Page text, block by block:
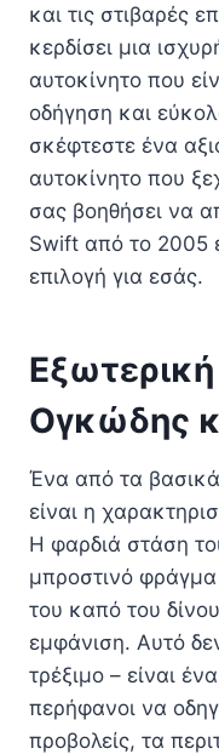
και τις στιβαρές
κερδίσει μια
αυτοκίνητο που
οδήγηση και
σκέφτεστε ένα
αυτοκίνητο που
σας βοηθήσει να
Swift από το 2005
επιλογή για εσάς.
Ογκώδης
Ένα από τα
είναι η
Η φαρδιά στάση
μπροστινό
του καπό του
εμφάνιση. Αυτό
τρέξιμο – είναι
περήφανοι να
προβολείς, τα